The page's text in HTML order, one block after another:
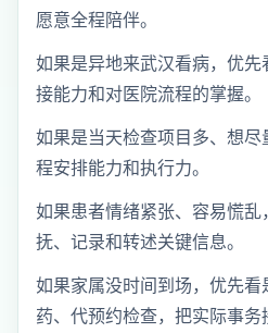
愿意全程陪伴。
如果是异地来武汉看病，优
接能力和对医院流程的掌握。
如果是当天检查项目多、想尽
程安排能力和执行力。
如果患者情绪紧张、容易慌乱
抚、记录和转述关键信息。
如果家属没时间到场，优先看
药、代预约检查，把实际事务